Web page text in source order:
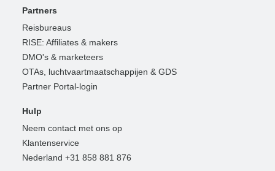
Partners
Reisbureaus
RISE: Affiliates & makers
DMO's & marketeers
OTAs, luchtvaartmaatschappijen & GDS
Partner Portal-login
Hulp
Neem contact met ons op
Klantenservice
Nederland +31 858 881 876